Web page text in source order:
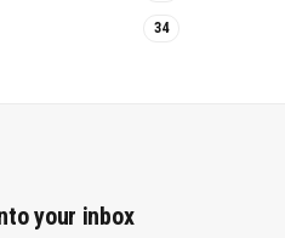
34
your inbox